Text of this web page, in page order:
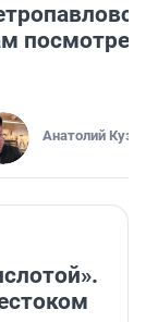
Анатолий